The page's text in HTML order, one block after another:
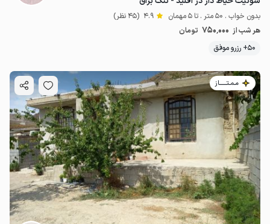
بدون خواب . 50 متر . تا 5 مهمان 4.9 (45 نظر)
هر شب از 750٬000 تومان
50+ رزرو موفق
مـمـتــــــاز